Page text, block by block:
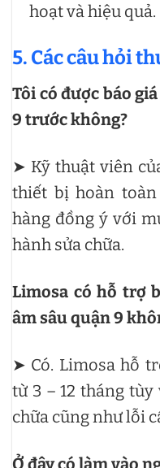
hoạt và hiệu quả.
5. Các câu hỏi
Tôi có được báo
9 trước không?
➤ Kỹ thuật viên
thiết bị hoàn
hàng đồng ý với
hành sửa chữa.
Limosa có hỗ trợ
âm sâu quận 9
➤ Có. Limosa hỗ
từ 3 – 12 tháng
chữa cũng như lỗi
Ở đây có làm vào